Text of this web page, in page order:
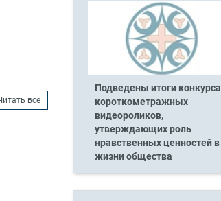
все
Подведены итоги конкурса
короткометражных
видеороликов,
утверждающих роль
нравственных ценностей в
жизни общества